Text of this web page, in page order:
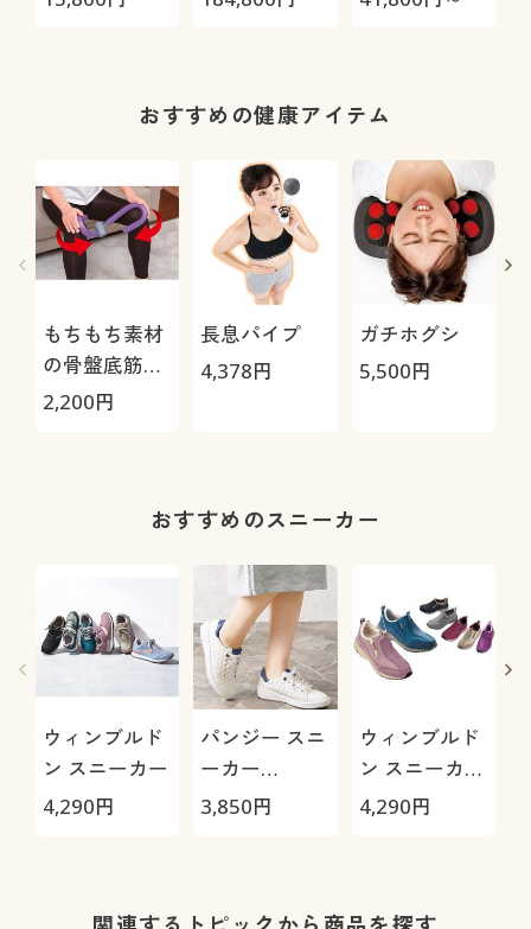
おすすめの健康アイテム
もちもち素材
の骨盤底筋ト
レーナー
2,200円
長息パイプ
4,378円
ガチホグシ
5,500円
おすすめのスニーカー
ウィンブルド
ン スニーカー
4,290円
パンジー スニ
ーカー
(PS1391)
3,850円
ウィンブルド
ン スニーカー
(軽量)
4,290円